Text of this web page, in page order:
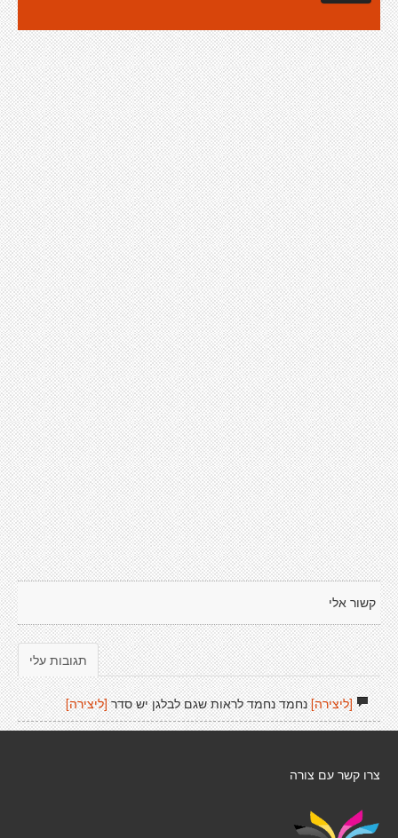
קשור אלי
תגובות עלי
[ליצירה]נחמד נחמד לראות שגם לבלגן יש סדר [ליצירה]
צרו קשר עם צורה